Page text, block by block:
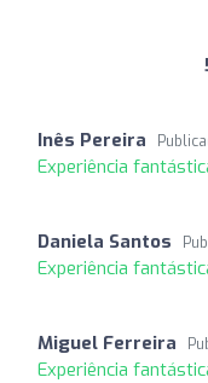
Inês Pereira
Experiência
Daniela Santos
Experiência
Miguel Ferreira
Experiência